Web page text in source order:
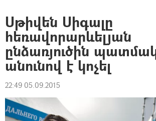
Սթիվեն Սիգալը
հեռավորարևելյան
ընձառյուծին
անունով է կոչել
22:49 05.09.2015